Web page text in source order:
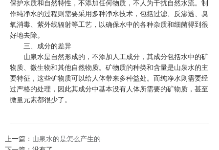
保护水质和自然特性，不添加任何物质，不人为干扰自然水流。制
作纯净水的过程则需要采用多种净水技术，包括过滤、反渗透、臭
氧消毒、紫外线辐射等工艺，以确保水中的各种杂质和细菌得到很
好地去除。
三、成分的差异
山泉水是自然形成的，不添加人工成分，其成分包括水中的矿
物质、微生物和其他自然物质。矿物质的种类和含量是山泉水的主
要特征，这些矿物质可以给人体带来多种益处。而纯净水则需要经
过严格的处理，因此其成分中基本没有人体所需要的矿物质，甚至
微量元素都很少了。
上一篇： 山泉水的是怎么产生的